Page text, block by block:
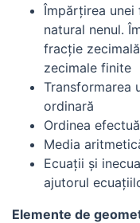
Împărţirea unei
natural nenul.
fracţie
zecimale finite
Transformarea
ordinară
Ordinea
Media
Ecuaţii şi
ajutorul
Elemente de